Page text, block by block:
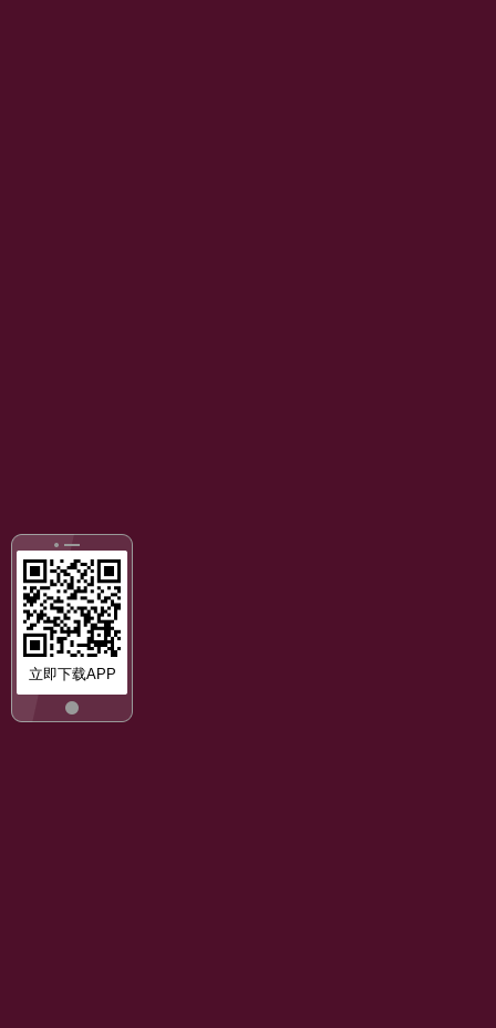
立即下载APP